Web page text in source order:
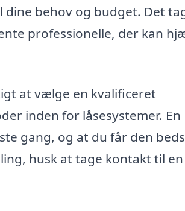
behov og budget. Det
professionelle, der kan
at vælge en kvalificeret
inden for låsesystemer. En
gang, og at du får den
husk at tage kontakt til en